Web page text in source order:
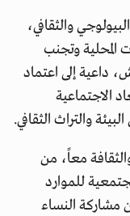
والثقافي،
المحلية وتجنب
داعية إلى اعتماد
الاجتماعية
والتراث الثقافي.
معاً، من
للموارد
مشاركة النساء